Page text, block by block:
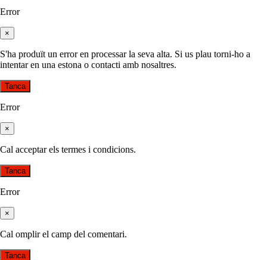
Error
×
S'ha produït un error en processar la seva alta. Si us plau torni-ho a
intentar en una estona o contacti amb nosaltres.
Tanca
Error
×
Cal acceptar els termes i condicions.
Tanca
Error
×
Cal omplir el camp del comentari.
Tanca